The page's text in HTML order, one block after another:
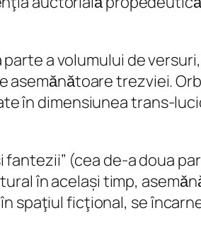
parte a volumului de
trezviei.
în dimensiunea trans-
(cea de-a doua
în același timp,
spaţiul ficţional, se